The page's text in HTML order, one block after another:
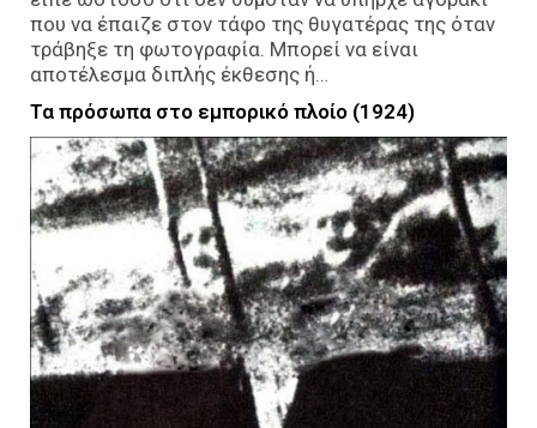
που να έπαιζε στον τάφο της θυγατέρας της όταν
τράβηξε τη φωτογραφία. Μπορεί να είναι
αποτέλεσμα διπλής έκθεσης ή…
Τα πρόσωπα στο εμπορικό πλοίο (1924)